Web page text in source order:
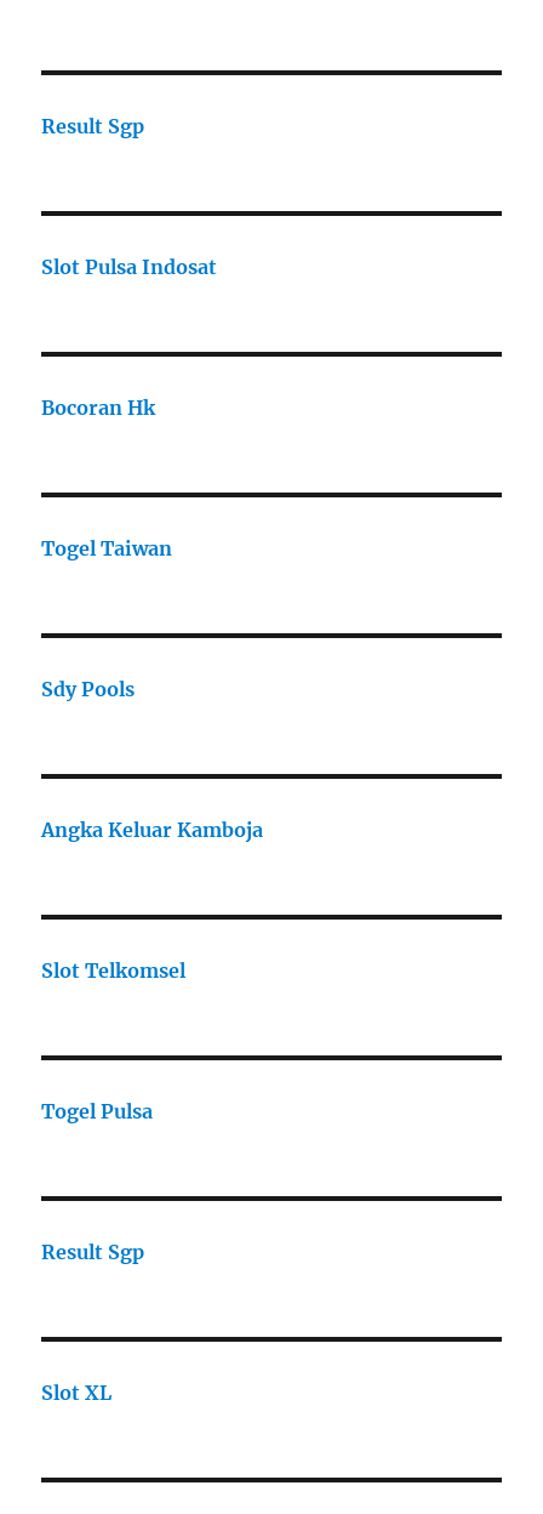
Result Sgp
Slot Pulsa Indosat
Bocoran Hk
Togel Taiwan
Sdy Pools
Angka Keluar Kamboja
Slot Telkomsel
Togel Pulsa
Result Sgp
Slot XL